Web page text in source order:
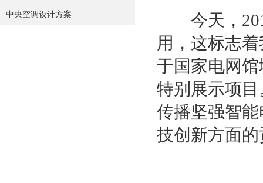
中央空调设计方案
今天，
用，这标志
于国家电网
特别展示项
传播坚强智
技创新方面